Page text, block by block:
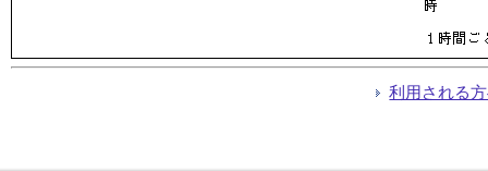
利用される